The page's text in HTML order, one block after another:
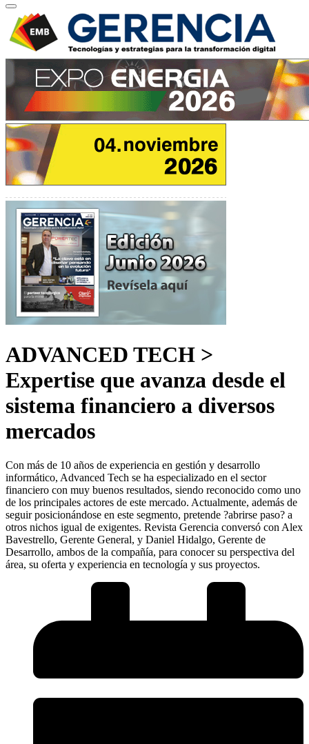
ADVANCED TECH >
Expertise que avanza desde el
sistema financiero a diversos
mercados
Con más de 10 años de experiencia en gestión y desarrollo
informático, Advanced Tech se ha especializado en el sector
financiero con muy buenos resultados, siendo reconocido como uno
de los principales actores de este mercado. Actualmente, además de
seguir posicionándose en este segmento, pretende ?abrirse paso? a
otros nichos igual de exigentes. Revista Gerencia conversó con Alex
Bavestrello, Gerente General, y Daniel Hidalgo, Gerente de
Desarrollo, ambos de la compañía, para conocer su perspectiva del
área, su oferta y experiencia en tecnología y sus proyectos.